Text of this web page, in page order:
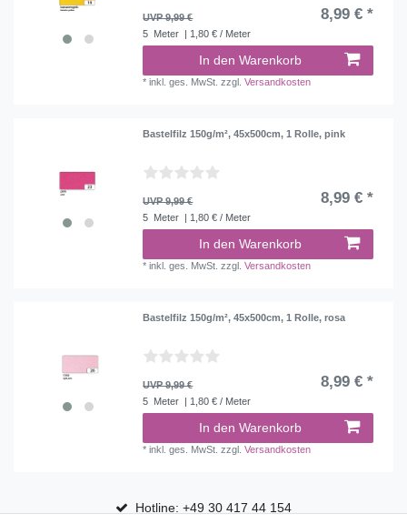
UVP 9,99 € 8,99 € *
5 Meter | 1,80 € / Meter
In den Warenkorb
*inkl. ges. MwSt. zzgl.Versandkosten
Bastelfilz 150g/m², 45x500cm, 1 Rolle, pink
UVP 9,99 € 8,99 € *
5 Meter | 1,80 € / Meter
In den Warenkorb
*inkl. ges. MwSt. zzgl.Versandkosten
Bastelfilz 150g/m², 45x500cm, 1 Rolle, rosa
UVP 9,99 € 8,99 € *
5 Meter | 1,80 € / Meter
In den Warenkorb
*inkl. ges. MwSt. zzgl.Versandkosten
Hotline: +49 30 417 44 154